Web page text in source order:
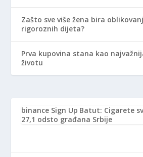
Zašto sve više žena bira
rigoroznih dijeta?
Prva kupovina stana kao
životu
binance Sign Up Batut: Cigarete
27,1 odsto građana Srbije